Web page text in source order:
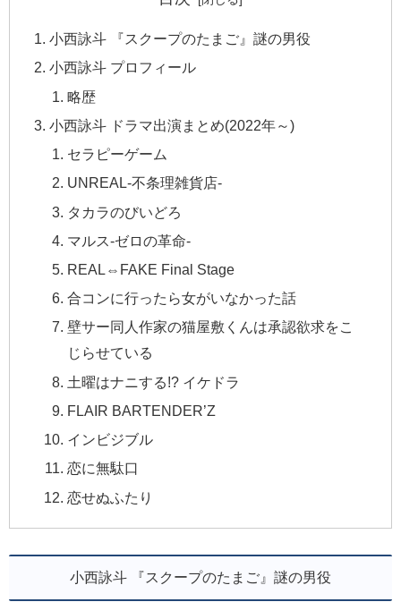
小西詠斗 『スクープのたまご』謎の男役
小西詠斗 プロフィール
略歴
小西詠斗 ドラマ出演まとめ(2022年～)
セラピーゲーム
UNREAL-不条理雑貨店-
タカラのびいどろ
マルス-ゼロの革命-
REAL⇔FAKE Final Stage
合コンに行ったら女がいなかった話
壁サー同人作家の猫屋敷くんは承認欲求をこ
じらせている
土曜はナニする!? イケドラ
FLAIR BARTENDER’Z
インビジブル
恋に無駄口
恋せぬふたり
小西詠斗 『スクープのたまご』謎の男役